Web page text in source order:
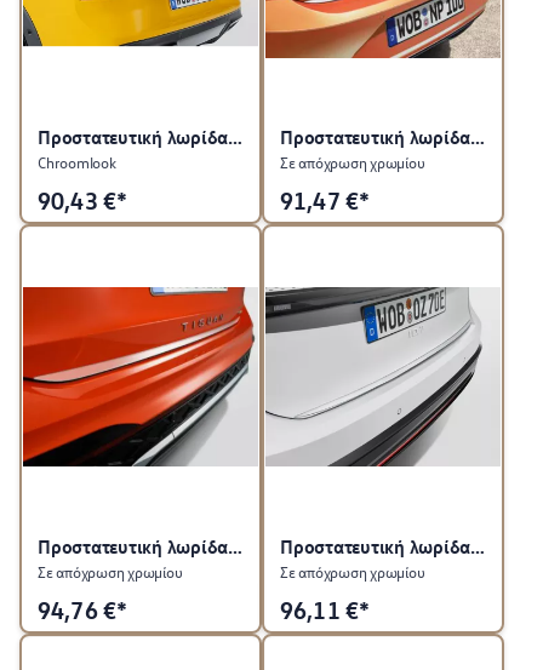
Προστατευτική λωρίδα για την πόρτα του χώρου αποσκευών
Chroomlook
90,43 €*
Προστατευτική λωρίδα για πίσω καπό
Σε απόχρωση χρωμίου
91,47 €*
Προστατευτική λωρίδα για πίσω καπό
Σε απόχρωση χρωμίου
94,76€*
Προστατευτική λωρίδα για πίσω καπό
Σε απόχρωση χρωμίου
96,11 €*